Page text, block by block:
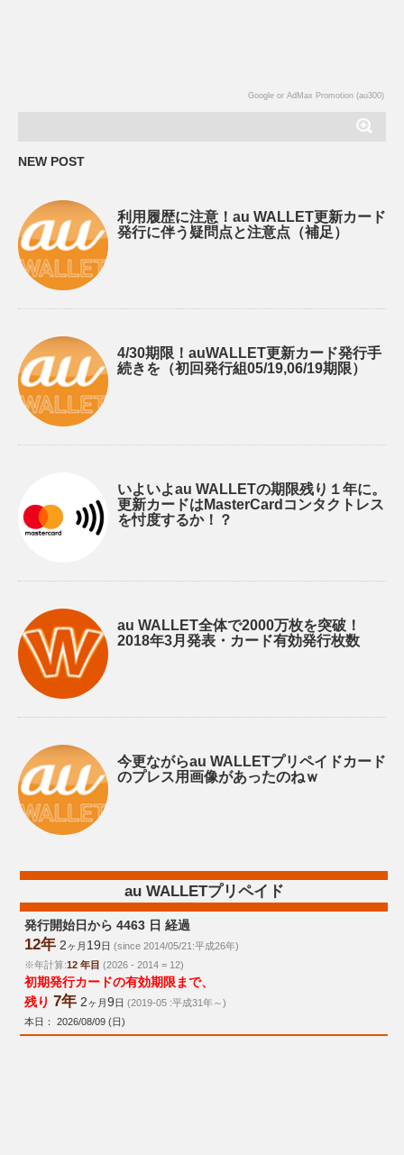
Google or AdMax Promotion (au300)
NEW POST
利用履歴に注意！au WALLET更新カード
発行に伴う疑問点と注意点（補足）
4/30期限！auWALLET更新カード発行手
続きを（初回発行組05/19,06/19期限）
いよいよau WALLETの期限残り１年に。
更新カードはMasterCardコンタクトレス
を忖度するか！？
au WALLET全体で2000万枚を突破！
2018年3月発表・カード有効発行枚数
今更ながらau WALLETプリペイドカード
のプレス用画像があったのねｗ
au WALLETプリペイド
発行開始日から 4463 日 経過
12年 2ヶ月 19日 (since 2014/05/21:平成26年)
※年計算:12 年目 (2026 - 2014 = 12)
初期発行カードの有効期限まで、
残り 7年 2ヶ月9日 (2019-05 :平成31年～)
本日： 2026/08/09 (日)